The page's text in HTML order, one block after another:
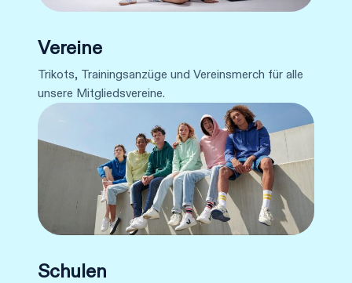
Vereine
Trikots, Trainingsanzüge und Vereinsmerch für alle
unsere Mitgliedsvereine.
Schulen